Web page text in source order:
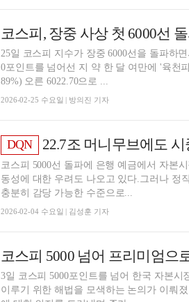
코스피, 장중 사상 첫 6000선
25일 코스피 지수가 장중 6000선을 돌파하
0포인트를 넘어선 지 약 한 달 여만에 '육천
89%) 오른 6022.70으로 ...
2026-02-25 수요일 | 방의진 기자
DQN 22.7조 머니무브에도 시중은행 '담담'···정
코스피 5000선 돌파에 은행 예금에서 자본
동성에 대한 우려도 나오고 있다.그러나 정
충분히 감당 가능한 수준으로...
2026-02-04 수요일 | 김성훈 기자
3일 코스피 5000포인트를 넘어 한국 자본
이루기 위한 해법을 모색하는 논의가 이뤄